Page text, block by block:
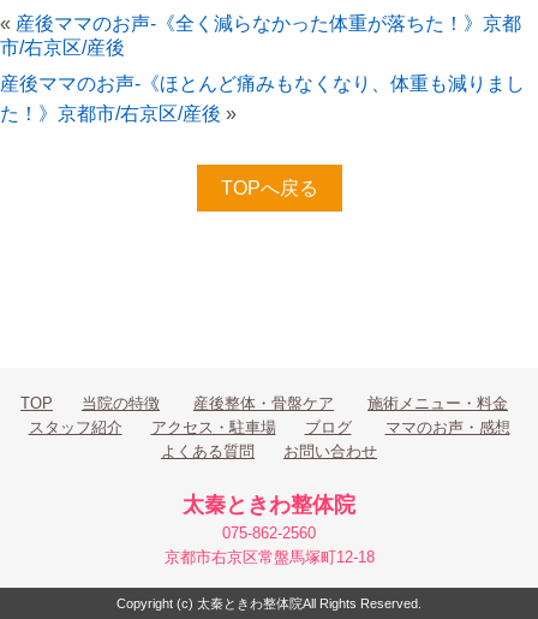
« 産後ママのお声-《全く減らなかった体重が落ちた！》京都
市/右京区/産後
産後ママのお声-《ほとんど痛みもなくなり、体重も減りまし
た！》京都市/右京区/産後 »
TOPへ戻る
TOP 当院の特徴 産後整体・骨盤ケア
施術メニュー・料金
スタッフ紹介
アクセス・駐車場 ブログ
ママのお声・感想
よくある質問
お問い合わせ
太秦ときわ整体院
075-862-2560
京都市右京区常盤馬塚町12-18
Copyright (c) 太秦ときわ整体院All Rights Reserved.